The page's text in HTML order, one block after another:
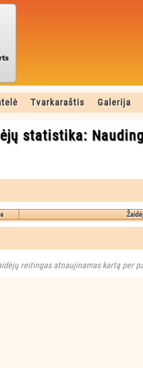
Tvarkaraštis Galerija
statistika:
reitingas atnaujinamas kartą per